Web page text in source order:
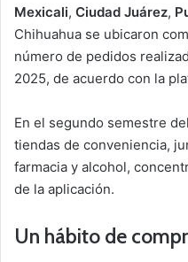
Mexicali, Ciudad Juárez,
Chihuahua se ubicaron
número de pedidos
2025, de acuerdo con la
En el segundo semestre
tiendas de conveniencia,
farmacia y alcohol,
de la aplicación.
Un hábito de